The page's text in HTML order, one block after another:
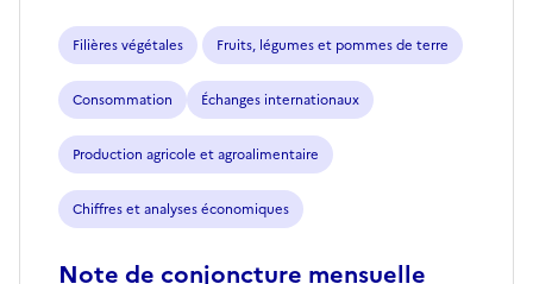
Filières végétales Fruits, légumes et pommes de terre
Consommation Échanges internationaux
Production agricole et agroalimentaire
Chiffres et analyses économiques
Note de conjoncture mensuelle